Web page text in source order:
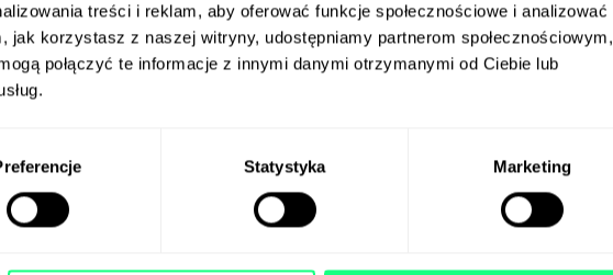
treści i reklam, aby oferować funkcje społecznościowe i analizować
jak korzystasz z naszej witryny, udostępniamy partnerom społecznościowym,
połączyć te informacje z innymi danymi otrzymanymi od Ciebie lub
Statystyka Marketing
wolna
wypada Dzień Domeny Publicznej? W tym roku jest co
publiczną właśnie stała się Myszka Miki. Chodzi jednak
myszy z „Parowca Willy” z 1928 r., a nie jej nowsze, bardziej